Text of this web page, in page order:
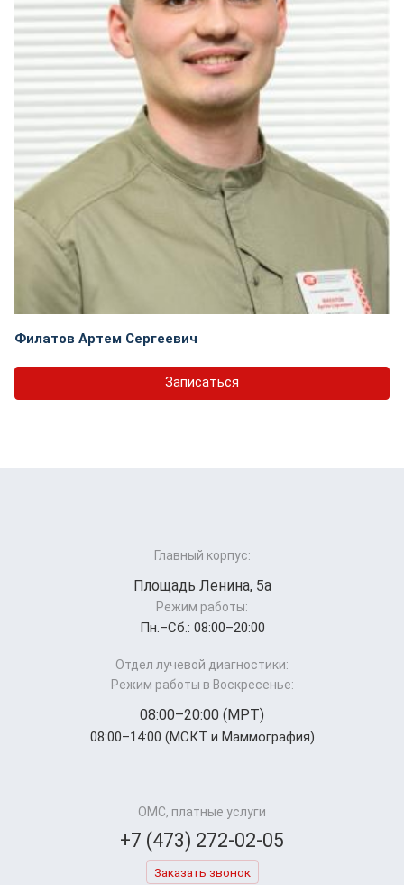
Филатов Артем Сергеевич
Записаться
Главный корпус:
Площадь Ленина, 5а
Режим работы:
Пн.–Cб.: 08:00–20:00
Отдел лучевой диагностики:
Режим работы в Воскресенье:
08:00–20:00 (МРТ)
08:00–14:00 (МСКТ и Маммография)
ОМС, платные услуги
+7 (473) 272-02-05
Заказать звонок